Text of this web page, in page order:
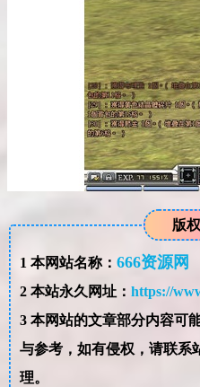
版
1 本网站名称： 666资源网
2本站永久网址： https://
3本网站的文章部分内容可
与参考，如有侵权，请联系站长微
理。